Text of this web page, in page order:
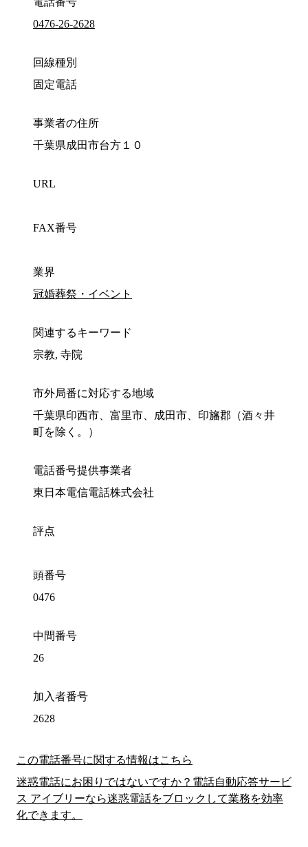
0476-26-2628
回線種別
固定電話
事業者の住所
千葉県成田市台方１０
URL
FAX番号
業界
冠婚葬祭・イベント
関連するキーワード
宗教, 寺院
市外局番に対応する地域
千葉県印西市、富里市、成田市、印旛郡（酒々井
町を除く。）
電話番号提供事業者
東日本電信電話株式会社
評点
頭番号
0476
中間番号
26
加入者番号
2628
この電話番号に関する情報はこちら
迷惑電話にお困りではないですか？電話自動応答サービ
ス アイブリーなら迷惑電話をブロックして業務を効率
化できます。